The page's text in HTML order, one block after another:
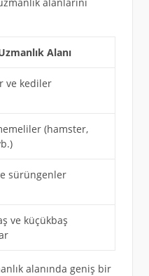
Alanı
ve kediler
(hamster,
sürüngenler
ve küçükbaş
alanında geniş bir